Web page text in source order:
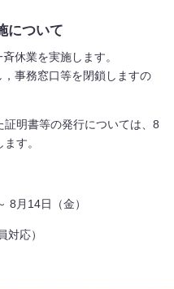
について
休業を実施します。
事務窓口等を閉鎖しますの
明書等の発行については、8
す。
8月14日（金）
対応）